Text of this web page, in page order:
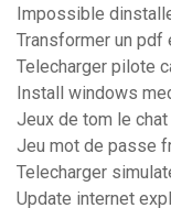
Impossible
Transformer un pdf
Telecharger pilote
Install windows
Jeux de tom le
Jeu mot de passe
Telecharger
Update internet